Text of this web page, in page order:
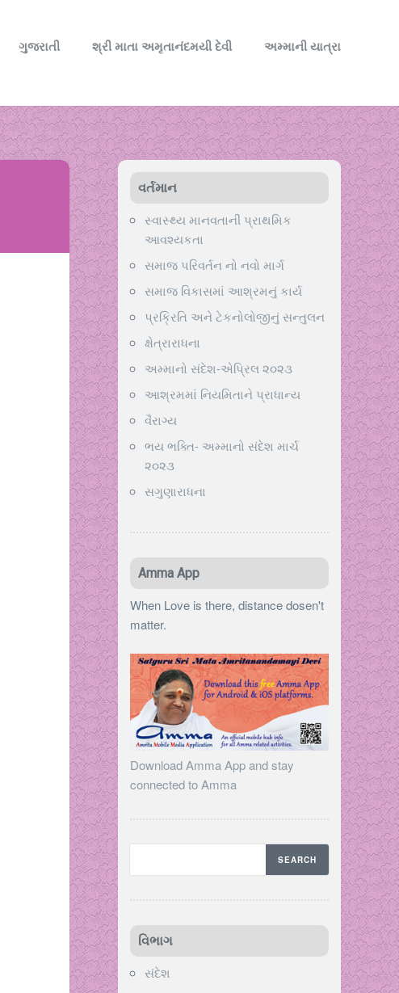
ગુજરાતી શ્રી માતા અમૃતાનંદમયી દેવી અમ્માની યાત્રા
વર્તમાન
સ્વાસ્થ્ય માનવતાની પ્રાથમિક
આવશ્યકતા
સમાજ પરિવર્તન નો નવો માર્ગ
સમાજ વિકાસમાં આશ્રમનું કાર્ય
પ્રક્રિતિ અને ટેકનોલોજીનું સન્તુલન
ક્ષેત્રારાધના
અમ્માનો સંદેશ-એપ્રિલ ૨૦૨૩
આશ્રમમાં નિયમિતાને પ્રાધાન્ય
વૈરાગ્ય
ભય ભક્તિ- અમ્માનો સંદેશ માર્ચ
૨૦૨૩
સગુણારાધના
Amma App
When Love is there, distance dosen't
matter.
Download Amma App and stay
connected to Amma
વિભાગ
સંદેશ